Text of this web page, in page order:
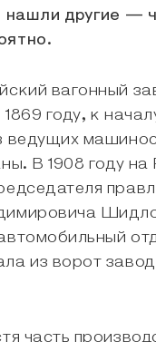
нашли другие —
вагонный
году, к
ведущих
В 1908 году
из ворот
часть